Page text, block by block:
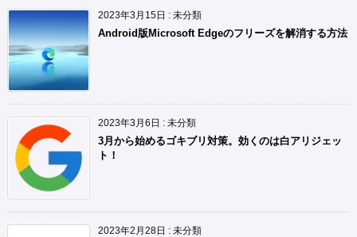
2023年3月15日 : 未分類
Android版Microsoft Edgeのフリーズを解消する方法
2023年3月6日 : 未分類
3月から始めるゴキブリ対策。効くのは白アリジェッ
ト！
2023年2月28日 : 未分類